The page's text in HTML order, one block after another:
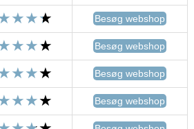
Besøg webshop
Besøg webshop
Besøg webshop
Besøg webshop